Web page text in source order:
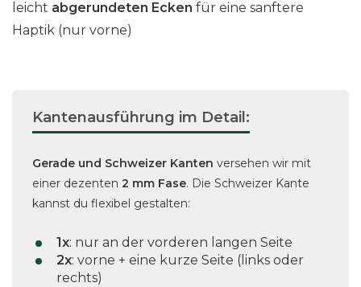
leicht abgerundeten Ecken für eine sanftere
Haptik (nur vorne)
Kantenausführung im Detail:
Gerade und Schweizer Kanten versehen wir mit
einer dezenten 2 mm Fase. Die Schweizer Kante
kannst du flexibel gestalten:
1x: nur an der vorderen langen Seite
2x: vorne + eine kurze Seite (links oder
rechts)